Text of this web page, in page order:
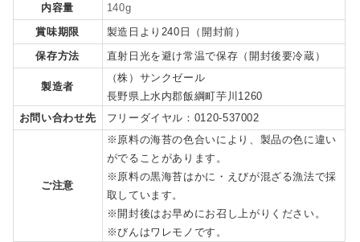
内容量
140g
賞味期限
製造日より240日（開封前）
保存方法
直射日光を避け常温で保存（開封後要冷蔵）
製造者
（株）サンクゼール
長野県上水内郡飯綱町芋川1260
お問い合わせ先
フリーダイヤル：0120-537002
ご注意
※原料の海苔の色合いにより、製品の色に違い
がでることがあります。
※原料の黒海苔はかに・えびが混ざる漁法で採
取しています。
※開封後はお早めにお召し上がりください。
※びんはワレモノです。